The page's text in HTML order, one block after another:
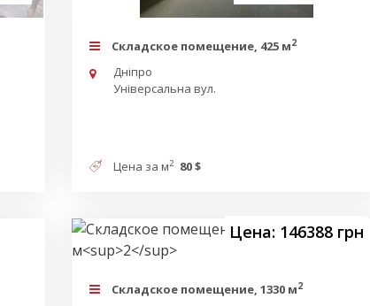
Складское помещение, 425 м2
Дніпро
Універсальна вул.
Цена за м2 80 $
Цена: 146388 грн
Складское помещение, 1330 м2